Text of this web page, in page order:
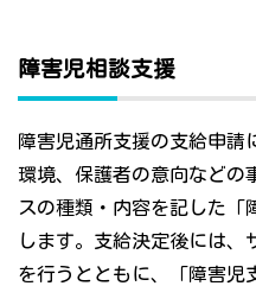
障害児相談支援
障害児通所支援の支給申請
環境、保護者の意向などの
スの種類・内容を記した「
します。支給決定後には、
を行うとともに、「障害児